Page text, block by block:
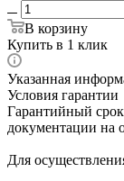
В корзину
Купить в 1 клик
Указанная
Условия гарантии
Гарантийный срок
документации на
Для